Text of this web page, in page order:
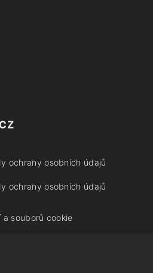
ochrany osobních údajů
ochrany osobních údajů
souborů cookie